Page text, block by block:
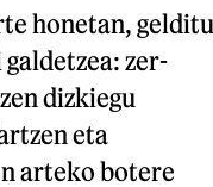
honetan, gelditu
zer-
dizkiegu
eta
arteko botere